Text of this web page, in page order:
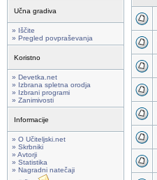
Učna gradiva
» Iščite
» Pregled povpraševanja
Koristno
» Devetka.net
» Izbrana spletna orodja
» Izbrani programi
» Zanimivosti
Informacije
» O Učiteljski.net
» Skrbniki
» Avtorji
» Statistika
» Nagradni natečaji